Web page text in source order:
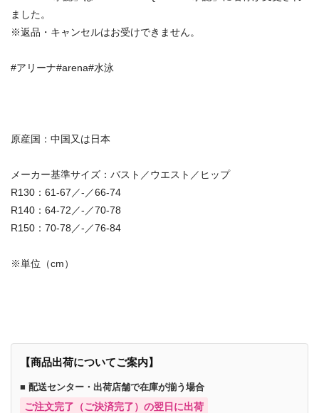
ました。
※返品・キャンセルはお受けできません。
#アリーナ#arena#水泳
原産国：中国又は日本
メーカー基準サイズ：バスト／ウエスト／ヒップ
R130：61-67／-／66-74
R140：64-72／-／70-78
R150：70-78／-／76-84
※単位（cm）
【商品出荷についてご案内】
■ 配送センター・出荷店舗で在庫が揃う場合
ご注文完了（ご決済完了）の翌日に出荷